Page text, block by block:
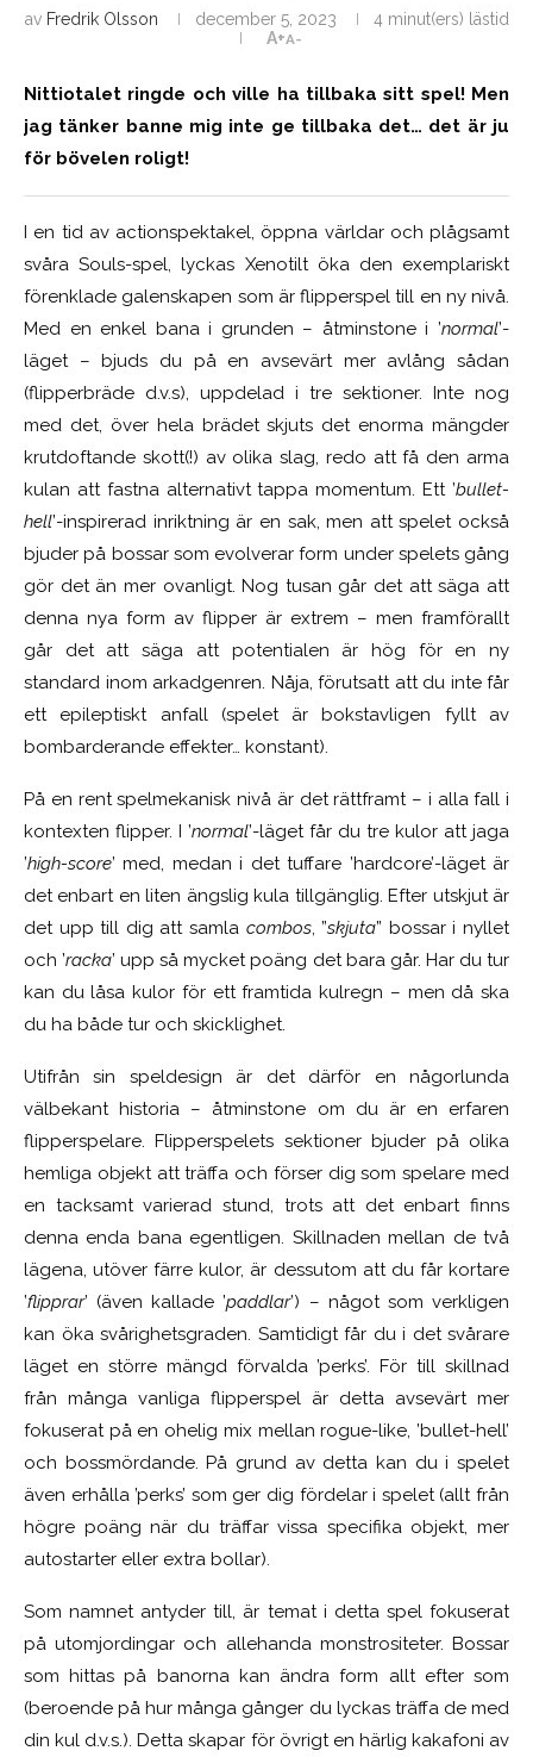
av Fredrik Olsson december 5, 2023
4 minut(ers) lästid
A+A-
Nittiotalet ringde och ville ha tillbaka sitt spel! Men
jag tänker banne mig inte ge tillbaka det… det är ju
för bövelen roligt!
I en tid av actionspektakel, öppna världar och plågsamt
svåra Souls-spel, lyckas Xenotilt öka den exemplariskt
förenklade galenskapen som är flipperspel till en ny nivå.
Med en enkel bana i grunden – åtminstone i ’normal’-
läget – bjuds du på en avsevärt mer avlång sådan
(flipperbräde d.v.s), uppdelad i tre sektioner. Inte nog
med det, över hela brädet skjuts det enorma mängder
krutdoftande skott(!) av olika slag, redo att få den arma
kulan att fastna alternativt tappa momentum. Ett ’bullet-
hell’-inspirerad inriktning är en sak, men att spelet också
bjuder på bossar som evolverar form under spelets gång
gör det än mer ovanligt. Nog tusan går det att säga att
denna nya form av flipper är extrem – men framförallt
går det att säga att potentialen är hög för en ny
standard inom arkadgenren. Nåja, förutsatt att du inte får
ett epileptiskt anfall (spelet är bokstavligen fyllt av
bombarderande effekter… konstant).
På en rent spelmekanisk nivå är det rättframt – i alla fall i
kontexten flipper. I ’normal’-läget får du tre kulor att jaga
’high-score’ med, medan i det tuffare ’hardcore’-läget är
det enbart en liten ängslig kula tillgänglig. Efter utskjut är
det upp till dig att samla combos, ”skjuta” bossar i nyllet
och ’racka’ upp så mycket poäng det bara går. Har du tur
kan du låsa kulor för ett framtida kulregn – men då ska
du ha både tur och skicklighet.
Utifrån sin speldesign är det därför en någorlunda
välbekant historia – åtminstone om du är en erfaren
flipperspelare. Flipperspelets sektioner bjuder på olika
hemliga objekt att träffa och förser dig som spelare med
en tacksamt varierad stund, trots att det enbart finns
denna enda bana egentligen. Skillnaden mellan de två
lägena, utöver färre kulor, är dessutom att du får kortare
’flipprar’ (även kallade ’paddlar’) – något som verkligen
kan öka svårighetsgraden. Samtidigt får du i det svårare
läget en större mängd förvalda ’perks’. För till skillnad
från många vanliga flipperspel är detta avsevärt mer
fokuserat på en ohelig mix mellan rogue-like, ’bullet-hell’
och bossmördande. På grund av detta kan du i spelet
även erhålla ’perks’ som ger dig fördelar i spelet (allt från
högre poäng när du träffar vissa specifika objekt, mer
autostarter eller extra bollar).
Som namnet antyder till, är temat i detta spel fokuserat
på utomjordingar och allehanda monstrositeter. Bossar
som hittas på banorna kan ändra form allt efter som
(beroende på hur många gånger du lyckas träffa de med
din kul d.v.s.). Detta skapar för övrigt en härlig kakafoni av